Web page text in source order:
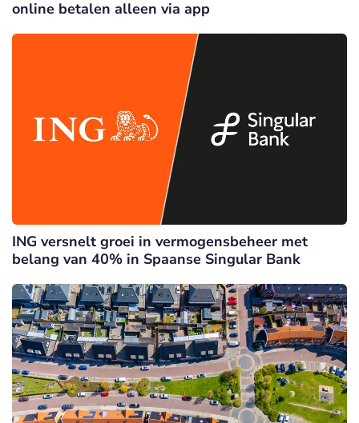
online betalen alleen via app
ING versnelt groei in vermogensbeheer met
belang van 40% in Spaanse Singular Bank